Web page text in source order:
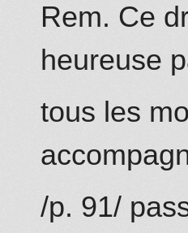
Rem. Ce
heureuse
tous les
/p. 91/